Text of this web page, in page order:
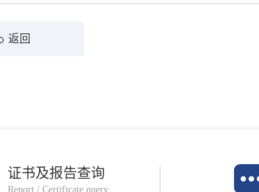
返回
证书及报告查询
Report / Certificate query